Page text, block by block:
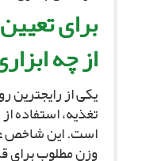
براى
از چه
یکى از رایج‏ترین
است. این شاخص
وزن مطلوب براى